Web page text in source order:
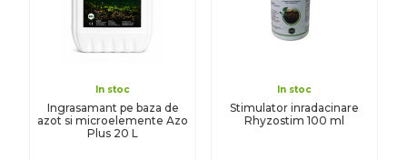
In stoc
Ingrasamant pe baza de
azot si microelemente Azo
Plus 20 L
In stoc
Stimulator inradacinare
Rhyzostim 100 ml